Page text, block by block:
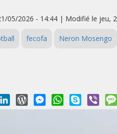
05/2026 - 14:44 | Modifié le jeu,
fecofa Neron Mosengo
LinkedInWordPressMessengerWhatsApp
Skype Viber